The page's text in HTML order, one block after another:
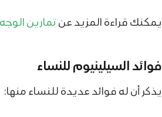
يمكنك قراءة المزيد عنتمارين
فوائد السيلينيوم للنساء
يذكر أن له فوائد عديدة للنساء منها: